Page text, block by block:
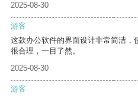
2025-08-30
游客
这款办公软件的界面设计非常简洁，
很合理，一目了然。
2025-08-30
游客